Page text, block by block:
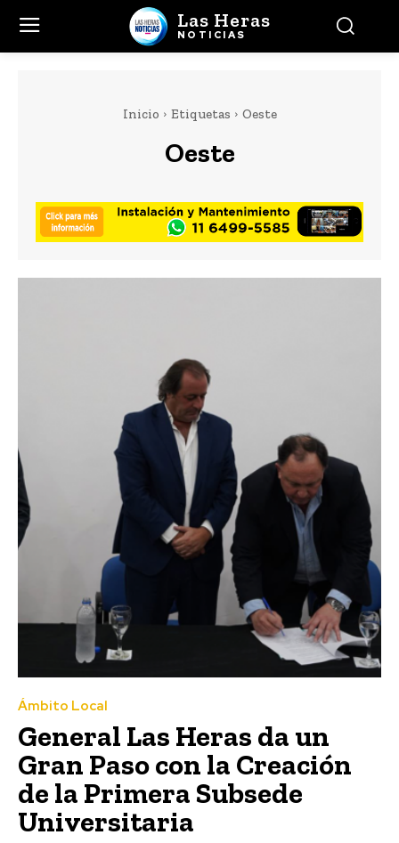
Las Heras
NOTICIAS
Inicio Etiquetas Oeste
Oeste
Ámbito Local
General Las Heras da un
Gran Paso con la Creación
de la Primera Subsede
Universitaria